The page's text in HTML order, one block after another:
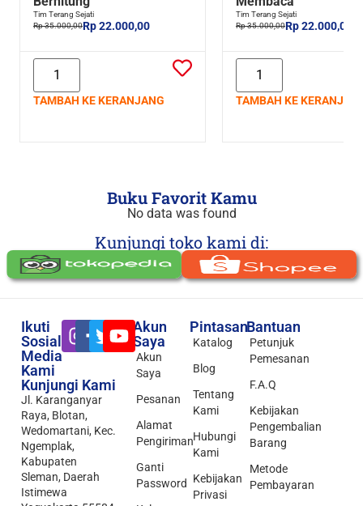
Tim Terang Sejati
Rp 35.000,00Rp 22.000,00
TAMBAH KE KERANJANG
Tim Terang Sejati
Rp 35.000,00Rp 22.000,00
TAMBAH KE
Buku Favorit Kamu
No data was found
Kunjungi toko kami di:
Akun
Saya
Akun
Saya
Pesanan
Alamat
Pengiriman
Ganti
Password
Pintasan
Katalog
Blog
Tentang
Kami
Hubungi
Kami
Kebijakan
Privasi
Bantuan
Petunjuk
Pemesanan
F.A.Q
Kebijakan
Pengembalian
Barang
Metode
Pembayaran
Ikuti
Sosial
Media
Kami
Kunjungi Kami
Jl. Karanganyar
Raya, Blotan,
Wedomartani, Kec.
Ngemplak,
Kabupaten
Sleman, Daerah
Istimewa